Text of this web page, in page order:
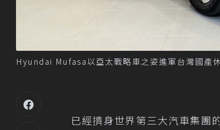
Hyundai Mufasa以亞太戰略車之姿進軍台灣國產
已經擠身世界第三大汽車集團